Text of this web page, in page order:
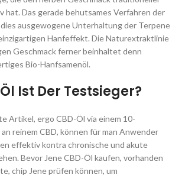
hat. Das gerade behutsames Verfahren der
ausgewogene Unterhaltung der Terpene
Hanfeffekt. Die Naturextraktlinie
Geschmack ferner beinhaltet denn
Bio-Hanfsamenöl.
Ist Der Testsieger?
Artikel, ergo CBD-Öl via einem 10-
reinem CBD, können für man Anwender
effektiv kontra chronische und akute
Bevor Jene CBD-Öl kaufen, vorhanden
chip Jene prüfen können, um